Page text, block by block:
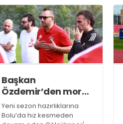
maçında karşılaştı. Yaklaşık
100 genç futbolcunun ter
döktüğü maçların ardından
sporculara Kandıra'nın
yöresel lezzeti mancarlı
pide ve karpuz ikram edildi
Başkan
Özdemir’den moral
ziyareti
Yeni sezon hazırlıklarına
Bolu’da hız kesmeden